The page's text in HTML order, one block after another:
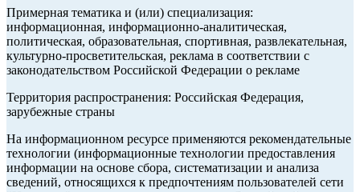
Примерная тематика и (или) специализация:
информационная, информационно-аналитическая,
политическая, образовательная, спортивная, развлекательная,
культурно-просветительская, реклама в соответствии с
законодательством Российской Федерации о рекламе
Территория распространения: Российская Федерация,
зарубежные страны
На информационном ресурсе применяются рекомендательные
технологии (информационные технологии предоставления
информации на основе сбора, систематизации и анализа
сведений, относящихся к предпочтениям пользователей сети